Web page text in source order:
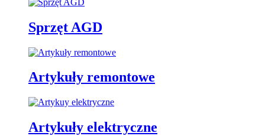
Sprzęt AGD
Artykuły remontowe
Artykuły elektryczne